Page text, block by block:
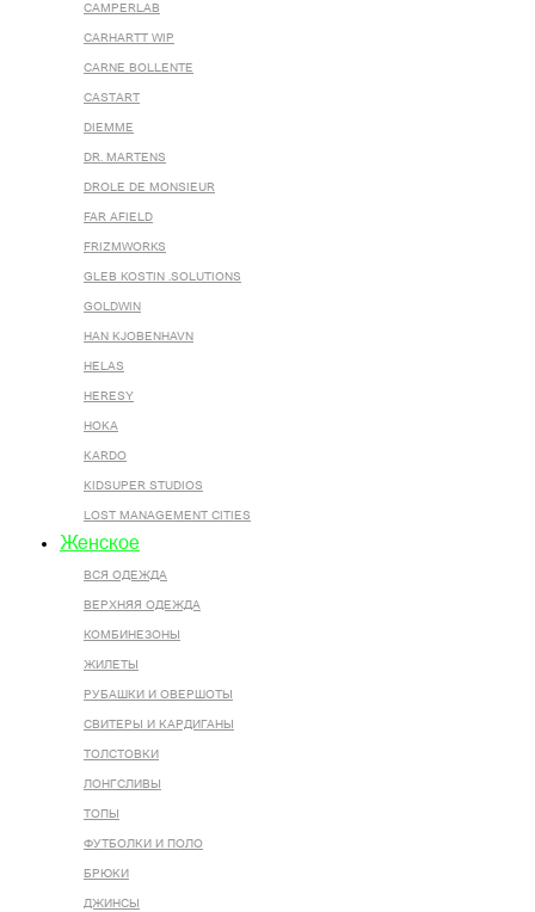
CAMPERLAB
CARHARTT WIP
CARNE BOLLENTE
CASTART
DIEMME
DR. MARTENS
DROLE DE MONSIEUR
FAR AFIELD
FRIZMWORKS
GLEB KOSTIN .SOLUTIONS
GOLDWIN
HAN KJOBENHAVN
HELAS
HERESY
HOKA
KARDO
KIDSUPER STUDIOS
LOST MANAGEMENT CITIES
Женское
ВСЯ ОДЕЖДА
ВЕРХНЯЯ ОДЕЖДА
КОМБИНЕЗОНЫ
ЖИЛЕТЫ
РУБАШКИ И ОВЕРШОТЫ
СВИТЕРЫ И КАРДИГАНЫ
ТОЛСТОВКИ
ЛОНГСЛИВЫ
ТОПЫ
ФУТБОЛКИ И ПОЛО
БРЮКИ
ДЖИНСЫ